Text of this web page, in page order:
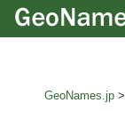
GeoNames.jp